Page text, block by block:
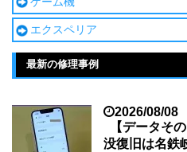
エクスペリア
最新の修理事例
2026/08/08
【データそ
没復旧は名鉄